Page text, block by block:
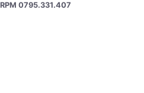
RPM 0795.331.407